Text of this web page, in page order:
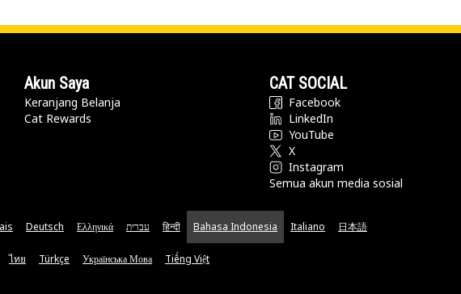
Akun Saya
Keranjang Belanja
Cat Rewards
CAT SOCIAL
Facebook
LinkedIn
YouTube
X
Instagram
Semua akun media sosial
Deutsch Ελληνικά עברית हिन्दी Bahasa Indonesia Italiano 日本語
ไทย Türkçe Українська Мова Tiếng Việt